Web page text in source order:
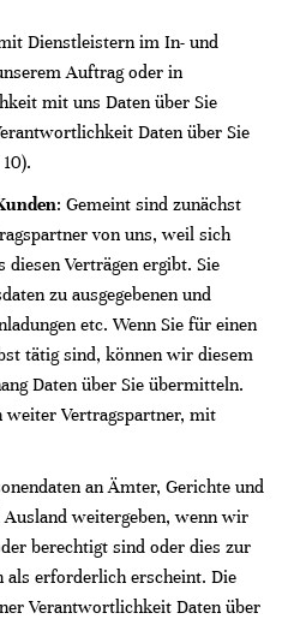
Dienstleistern im In- und
Auftrag oder in
mit uns Daten über Sie
Daten über Sie
: Gemeint sind zunächst
von uns, weil sich
Verträgen ergibt. Sie
zu ausgegebenen und
etc. Wenn Sie für einen
tätig sind, können wir diesem
Daten über Sie übermitteln.
weiter Vertragspartner, mit
an Ämter, Gerichte und
weitergeben, wenn wir
berechtigt sind oder dies zur
als erforderlich erscheint. Die
Verantwortlichkeit Daten über